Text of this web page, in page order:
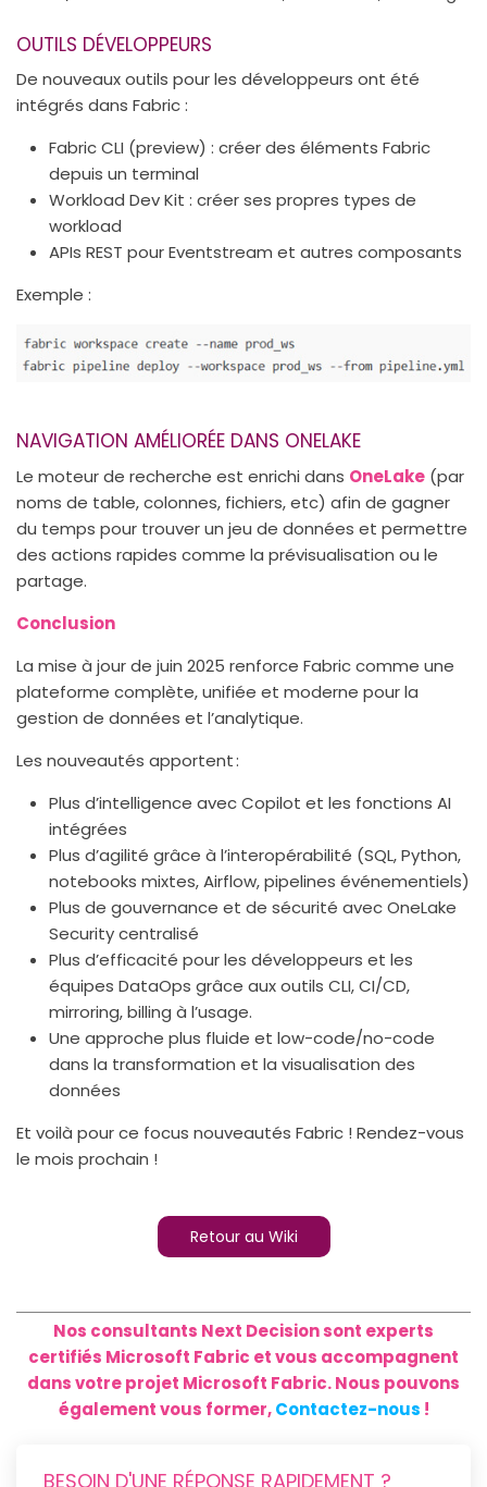
OUTILS DÉVELOPPEURS
De nouveaux outils pour les développeurs ont été
intégrés dans Fabric :
Fabric CLI (preview) : créer des éléments Fabric
depuis un terminal
Workload Dev Kit : créer ses propres types de
workload
APIs REST pour Eventstream et autres composants
Exemple :
NAVIGATION AMÉLIORÉE DANS ONELAKE
Le moteur de recherche est enrichi dans OneLake (par
noms de table, colonnes, fichiers, etc) afin de gagner
du temps pour trouver un jeu de données et permettre
des actions rapides comme la prévisualisation ou le
partage.
Conclusion
La mise à jour de juin 2025 renforce Fabric comme une
plateforme complète, unifiée et moderne pour la
gestion de données et l’analytique.
Les nouveautés apportent :
Plus d’intelligence avec Copilot et les fonctions AI
intégrées
Plus d’agilité grâce à l’interopérabilité (SQL, Python,
notebooks mixtes, Airflow, pipelines événementiels)
Plus de gouvernance et de sécurité avec OneLake
Security centralisé
Plus d’efficacité pour les développeurs et les
équipes DataOps grâce aux outils CLI, CI/CD,
mirroring, billing à l’usage.
Une approche plus fluide et low-code/no-code
dans la transformation et la visualisation des
données
Et voilà pour ce focus nouveautés Fabric ! Rendez-vous
le mois prochain !
Retour au Wiki
Nos consultants Next Decision sont experts
certifiés Microsoft Fabric et vous accompagnent
dans votre projet Microsoft Fabric. Nous pouvons
également vous former,Contactez-nous !
BESOIN D'UNE RÉPONSE RAPIDEMENT ?